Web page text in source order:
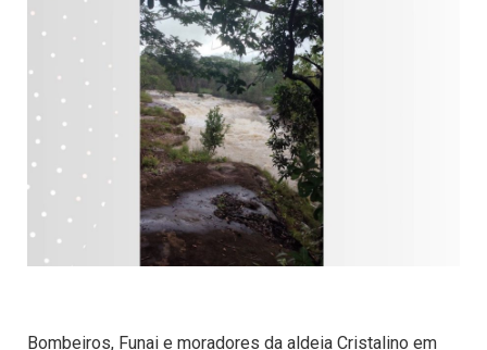
Bombeiros, Funai e moradores da aldeia Cristalino em